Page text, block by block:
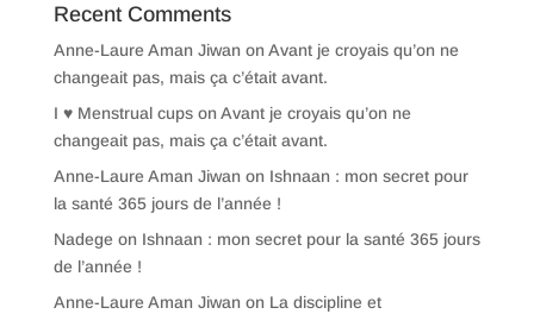
Recent Comments
Anne-Laure Aman Jiwan on Avant je croyais qu’on ne
changeait pas, mais ça c’était avant.
I ♥ Menstrual cupson Avant je croyais qu’on ne
changeait pas, mais ça c’était avant.
Anne-Laure Aman Jiwan on Ishnaan : mon secret pour
la santé 365 jours de l’année !
Nadege on Ishnaan : mon secret pour la santé 365 jours
de l’année !
Anne-Laure Aman Jiwan on La discipline et